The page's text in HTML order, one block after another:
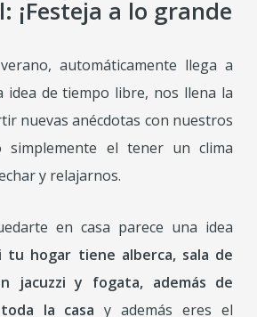
¡Festeja a lo grande
automáticamente llega a
idea de tiempo libre, nos llena la
nuevas anécdotas con nuestros
simplemente el tener un clima
y relajarnos.
en casa parece una idea
tu hogar tiene alberca, sala de
jacuzzi y fogata, además de
la casa y además eres el